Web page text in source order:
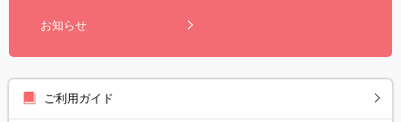
お知らせ
ご利用ガイド